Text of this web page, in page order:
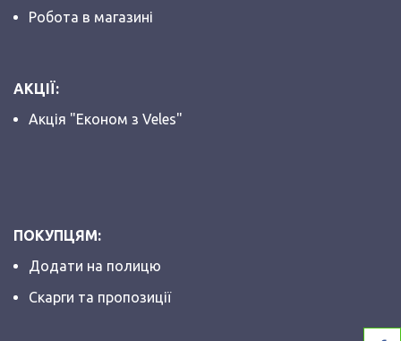
Робота в магазині
АКЦІЇ:
Акція "Економ з Veles"
ПОКУПЦЯМ:
Додати на полицю
Скарги та пропозиції